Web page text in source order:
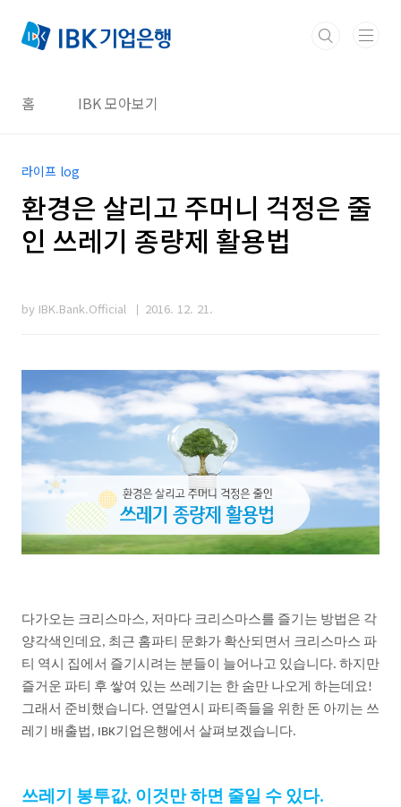
홈 IBK 모아보기
라이프 log
환경은 살리고 주머니 걱정은 줄
인 쓰레기 종량제 활용법
by IBK.Bank.Official 2016. 12. 21.
다가오는 크리스마스, 저마다 크리스마스를 즐기는 방법은 각
양각색인데요 , 최근 홈파티 문화가 확산되면서 크리스마스 파
티 역시 집에서 즐기시려는 분들이 늘어나고 있습니다. 하지만
즐거운 파티 후 쌓여 있는 쓰레기는 한 숨만 나오게 하는데요 !
그래서 준비했습니다. 연말연시 파티족들을 위한 돈 아끼는 쓰
레기
배출법 , IBK기업은행에서 살펴보겠습니다.
쓰레기 봉투값, 이것만하면 줄일 수 있다.